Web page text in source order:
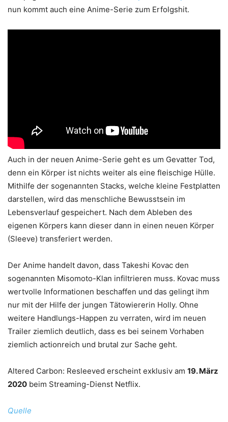
nun kommt auch eine Anime-Serie zum Erfolgshit.
Auch in der neuen Anime-Serie geht es um Gevatter Tod,
denn ein Körper ist nichts weiter als eine fleischige Hülle.
Mithilfe der sogenannten Stacks, welche kleine Festplatten
darstellen, wird das menschliche Bewusstsein im
Lebensverlauf gespeichert. Nach dem Ableben des
eigenen Körpers kann dieser dann in einen neuen Körper
(Sleeve) transferiert werden.
Der Anime handelt davon, dass Takeshi Kovac den
sogenannten Misomoto-Klan infiltrieren muss. Kovac muss
wertvolle Informationen beschaffen und das gelingt ihm
nur mit der Hilfe der jungen Tätowiererin Holly. Ohne
weitere Handlungs-Happen zu verraten, wird im neuen
Trailer ziemlich deutlich, dass es bei seinem Vorhaben
ziemlich actionreich und brutal zur Sache geht.
Altered Carbon: Resleeved erscheint exklusiv am 19. März
2020 beim Streaming-Dienst Netflix.
Quelle